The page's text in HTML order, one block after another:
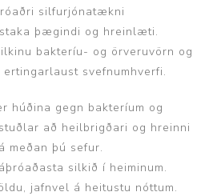
silfurjónatækni
þægindi og hreinlæti.
bakteríu- og örveruvörn og
svefnumhverfi.
húðina gegn bakteríum og
að heilbrigðari og hreinni
meðan þú sefur.
silkið í heiminum.
jafnvel á heitustu nóttum.